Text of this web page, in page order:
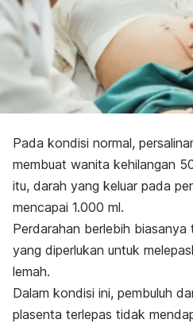
Pada kondisi normal,
membuat wanita kehilangan
itu, darah yang keluar pada
mencapai 1.000 ml.
Perdarahan berlebih
yang diperlukan untuk
lemah.
Dalam kondisi ini, pembuluh
plasenta terlepas tidak